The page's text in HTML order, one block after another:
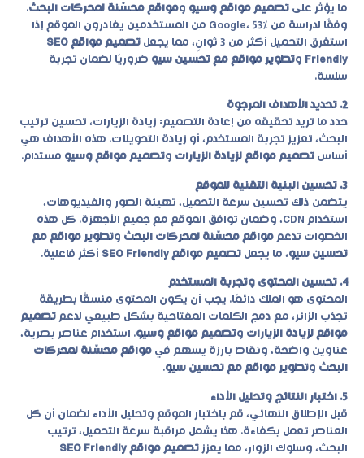
ما يؤثر على تصميم مواقع وسيو ومواقع محسّنة لمحركات البحث.
وفقًا لدراسة من Google، 53% من المستخدمين يغادرون الموقع إذا
استغرق التحميل أكثر من 3 ثوانٍ، مما يجعل
تصميم مواقع SEO
Friendly وتطوير مواقع مع تحسين سيو ضروريًا لضمان تجربة
سلسة.
2. تحديد الأهداف المرجوة
حدد ما تريد تحقيقه من إعادة التصميم: زيادة الزيارات، تحسين ترتيب
البحث، تعزيز تجربة المستخدم، أو زيادة التحويلات. هذه الأهداف هي
أساس تصميم مواقع لزيادة الزيارات وتصميم مواقع وسيو مستدام.
3. تحسين البنية التقنية للموقع
يتضمن ذلك تحسين سرعة التحميل، تهيئة الصور والفيديوهات،
استخدام CDN، وضمان توافق الموقع مع جميع الأجهزة. كل هذه
الخطوات تدعم مواقع محسّنة لمحركات البحث وتطوير مواقع مع
تحسين سيو، ما يجعل تصميم مواقع SEO Friendly أكثر فاعلية.
4. تحسين المحتوى وتجربة المستخدم
المحتوى هو الملك دائمًا. يجب أن يكون المحتوى منسقًا بطريقة
تجذب الزائر، مع دمج الكلمات المفتاحية بشكل طبيعي لدعم تصميم
مواقع لزيادة الزيارات وتصميم مواقع وسيو. استخدام عناصر بصرية،
عناوين واضحة، ونقاط بارزة يسهم في مواقع محسّنة لمحركات
البحث وتطوير مواقع مع تحسين سيو.
5. اختبار النتائج وتحليل الأداء
قبل الإطلاق النهائي، قم باختبار الموقع وتحليل الأداء لضمان أن كل
العناصر تعمل بكفاءة. هذا يشمل مراقبة سرعة التحميل، ترتيب
البحث، وسلوك الزوار، مما يعزز تصميم مواقع SEO Friendly